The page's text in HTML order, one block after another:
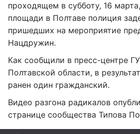
проходящем в субботу, 16
площади в Полтаве полиция
пришедших на мероприятие
Нацдружин.
Как сообщили в пресс-центре
Полтавской области, в
ранен один гражданский.
Видео разгона радикалов
странице сообщества Типова